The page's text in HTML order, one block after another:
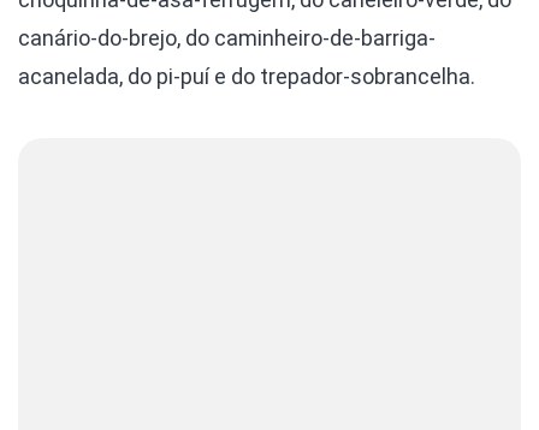
canário-do-brejo, do caminheiro-de-barriga-
acanelada, do pi-puí e do trepador-sobrancelha.